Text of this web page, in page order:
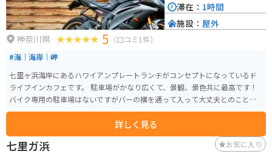
神奈川県 5 （口コミ1件）
#海｜海岸｜岬
七里ヶ浜海岸にあるハワイアンプレートランチがコンセプトになっているド
ライブインカフェです。 駐車場がかなり広くて、景観、景色共に最高です！
バイク専用の駐車場はないですがバーの横を通って入って大丈夫とのことで
した。バイクは駐車料金無料で営業時間は8:00〜20:00です。 お店の外観もオ
シャレでテラスから出ると海と太陽を堪能でき日頃のストレスから解放され
た気分になれます。七里ヶ浜海岸を一望できる&江ノ島も見えます。景色がす
ごく綺麗なので一眼カメラ持っていって愛車とサンセットの組み合わせで撮
詳しく見る
滞在： 1時間
施設： 屋外
七里ガ浜 お気に入り